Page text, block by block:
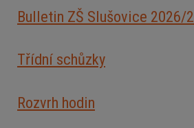
Bulletin ZŠ Slušovice 2026/2
Třídní schůzky
Rozvrh hodin